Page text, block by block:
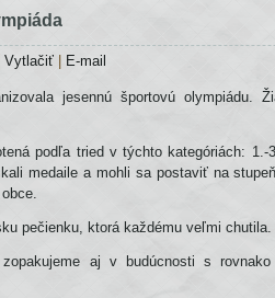
Vytlačiť E-mail
jesennú športovú olympiádu.
podľa tried v týchto kategóriách:
medaile a mohli sa postaviť na
pečienku, ktorá každému veľmi chutila.
aj v budúcnosti s